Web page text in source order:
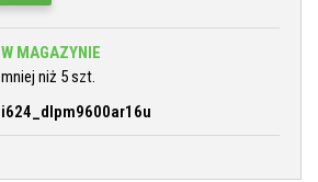
W MAGAZYNIE
mniej niż 5 szt.
i624_dlpm9600ar16u